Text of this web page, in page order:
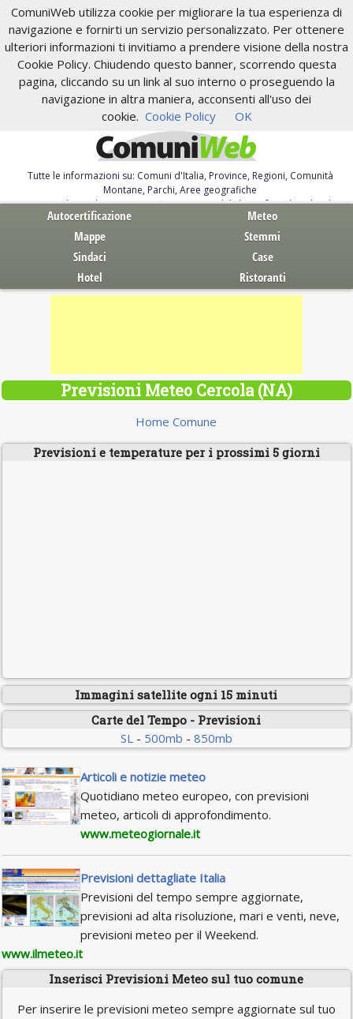
ComuniWeb utilizza cookie per migliorare la tua esperienza di
navigazione e fornirti un servizio personalizzato. Per ottenere
ulteriori informazioni ti invitiamo a prendere visione della nostra
Cookie Policy. Chiudendo questo banner, scorrendo questa
pagina, cliccando su un link al suo interno o proseguendo la
navigazione in altra maniera, acconsenti all'uso dei
cookie. Cookie Policy OK
Tutte le informazioni su: Comuni d'Italia, Province, Regioni, Comunità
Montane, Parchi, Aree geografiche
Servizi al Cittadino. Autocertificazione, moduli, leggi, free download
Autocertificazione
Meteo
Mappe
Stemmi
Sindaci
Case
Hotel
Ristoranti
Previsioni Meteo Cercola (NA)
Home Comune
Previsioni e temperature per i prossimi 5 giorni
Immagini satellite ogni 15 minuti
Carte del Tempo - Previsioni
SL- 500mb - 850mb
Articoli e notizie meteo
Quotidiano meteo europeo, con previsioni
meteo, articoli di approfondimento.
www.meteogiornale.it
Previsioni dettagliate Italia
Previsioni del tempo sempre aggiornate,
previsioni ad alta risoluzione, mari e venti, neve,
previsioni meteo per il Weekend.
www.ilmeteo.it
Inserisci Previsioni Meteo sul tuo comune
Per inserire le previsioni meteo sempre aggiornate sul tuo